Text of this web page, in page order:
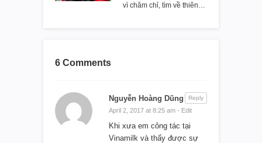
vì chăm chỉ, tìm về thiên…
6 Comments
Nguyễn Hoàng Dũng
April 2, 2017 at 8:25 am · Edit
Khi xưa em công tác tại
Vinamilk và thấy được sự
Reply